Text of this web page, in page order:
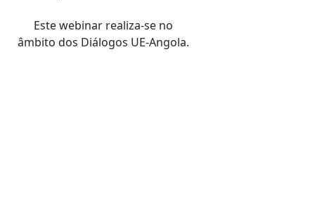
Este webinar realiza-se no
âmbito dos Diálogos UE-Angola.